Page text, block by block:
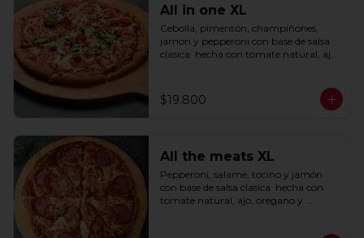
All in one XL
Cebolla, pimentón, champiñones,
jamon y pepperoni con base de salsa
clasica  hecha con tomate natural, ajo,
$19.800
All the meats XL
Pepperoni, salame, tocino y jamón
con base de salsa clasica  hecha con
tomate natural, ajo, oregano y